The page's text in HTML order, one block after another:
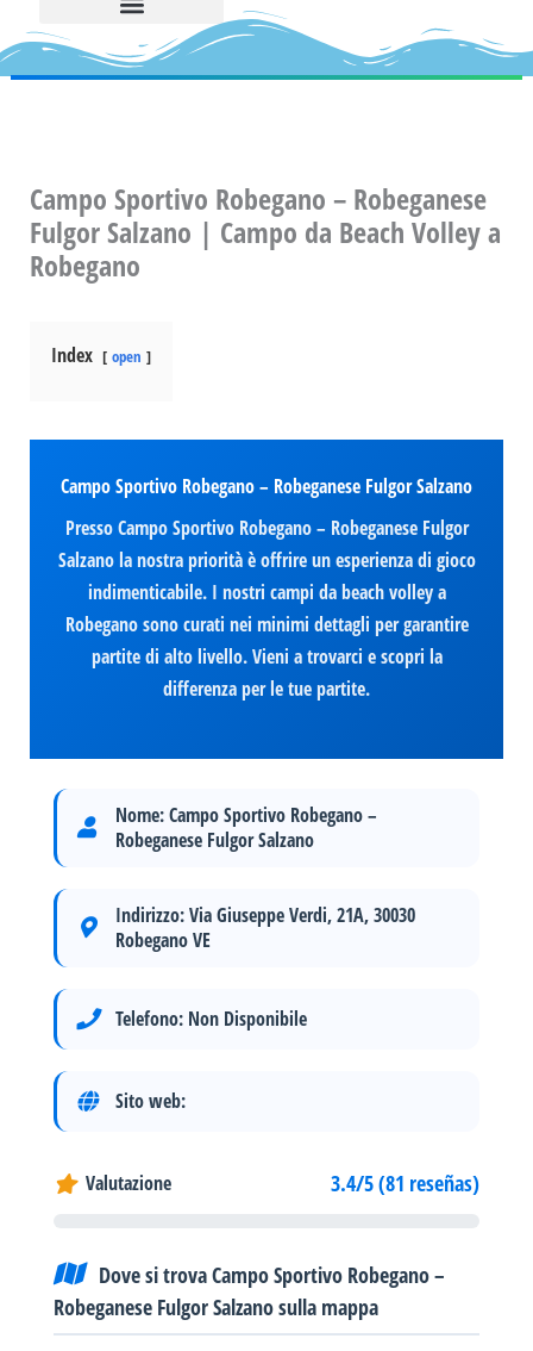
Campo Sportivo Robegano – Robeganese
Fulgor Salzano | Campo da Beach Volley a
Robegano
Index open
Campo Sportivo Robegano – Robeganese Fulgor Salzano
Presso Campo Sportivo Robegano – Robeganese Fulgor
Salzano la nostra priorità è offrire un esperienza di gioco
indimenticabile. I nostri campi da beach volley a
Robegano sono curati nei minimi dettagli per garantire
partite di alto livello. Vieni a trovarci e scopri la
differenza per le tue partite.
Nome:Campo Sportivo Robegano –
Robeganese Fulgor Salzano
Indirizzo:Via Giuseppe Verdi, 21A, 30030
Robegano VE
Telefono: Non Disponibile
Sito web:
Valutazione 3.4/5 (81 reseñas)
Dove si trova Campo Sportivo Robegano –
Robeganese Fulgor Salzano sulla mappa